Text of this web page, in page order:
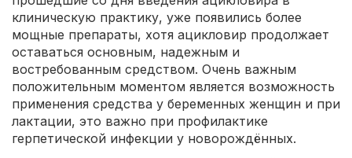
клиническую практику, уже появились более
мощные препараты, хотя ацикловир продолжает
оставаться основным, надежным и
востребованным средством. Очень важным
положительным моментом является возможность
применения средства у беременных женщин и при
лактации, это важно при профилактике
герпетической инфекции у новорождённых.